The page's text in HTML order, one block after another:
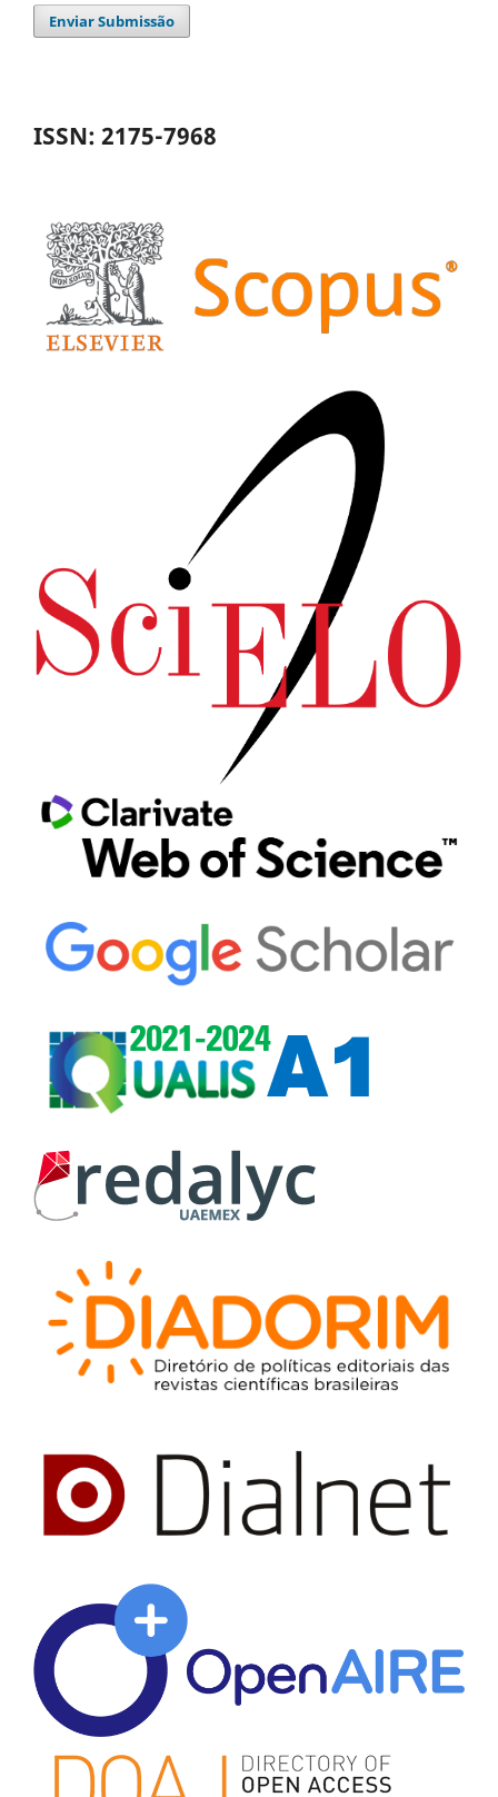
Enviar Submissão
ISSN: 2175-7968